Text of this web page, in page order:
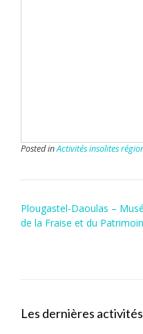
Posted inActivités insolites
Post
navigation
Plougastel-Daoulas –
de la Fraise et du
Les dernières activités